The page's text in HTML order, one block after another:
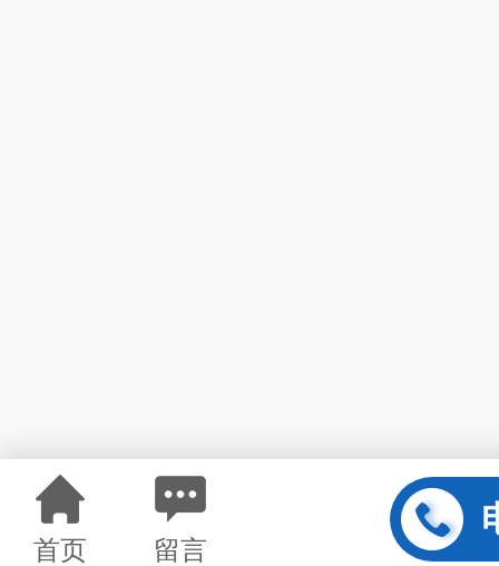
首页 留言